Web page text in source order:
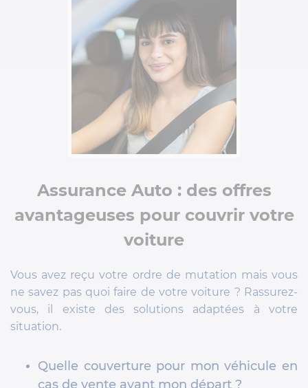
Assurance Auto : des offres
avantageuses pour couvrir votre
voiture
Vous avez reçu votre ordre de mutation mais vous
ne savez pas quoi faire de votre voiture ? Rassurez-
vous, il existe des solutions adaptées à votre
situation.
Quelle couverture pour mon véhicule en
cas de vente avant mon départ ?